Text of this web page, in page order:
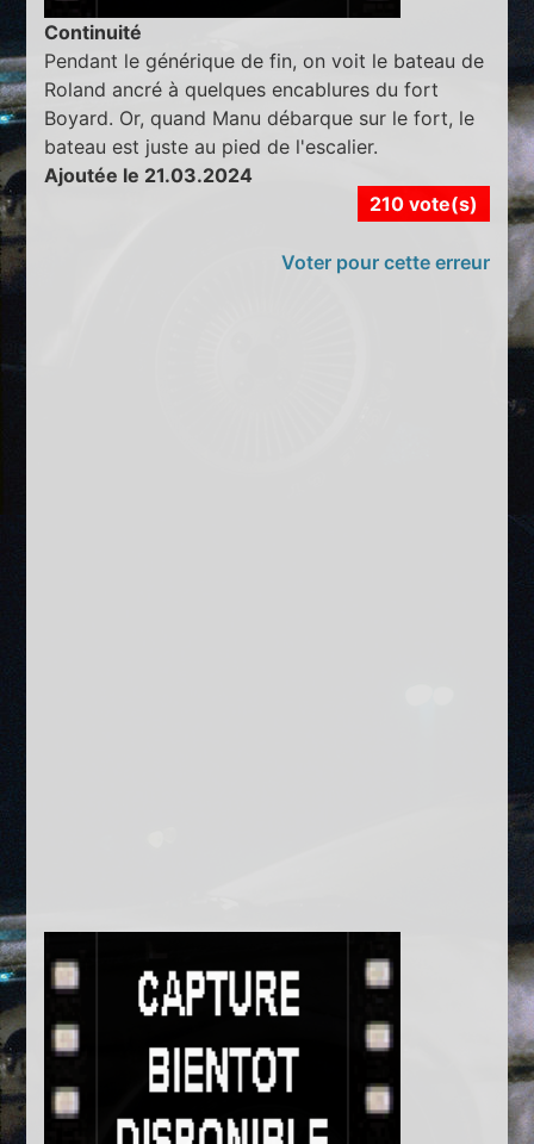
Continuité
Pendant le générique de fin, on voit le bateau de
Roland ancré à quelques encablures du fort
Boyard. Or, quand Manu débarque sur le fort, le
bateau est juste au pied de l'escalier.
Ajoutée le 21.03.2024
210 vote(s)
Voter pour cette erreur